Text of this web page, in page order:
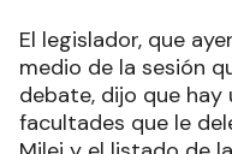
El legislador, que
medio de la sesión
debate, dijo que hay
facultades que le